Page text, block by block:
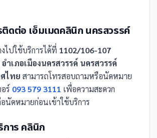
ติดต่อ เอ็มเมดคลินิก นครสวรรค์
ไปใช้บริการได้ที่ 1102/106-107
ำเภอเมืองนครสวรรค์ นครสวรรค์
ไทย สามารถโทรสอบถามหรือนัดหมาย
ร์ 093 579 3111 เพื่อความสะดวก
นัดหมายก่อนเข้าใช้บริการ
การคลินิก